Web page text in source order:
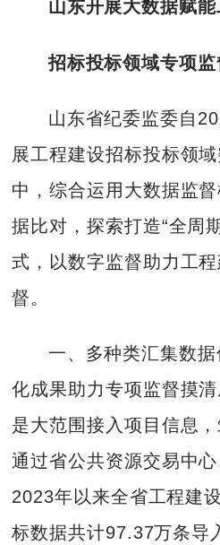
山东开展大数据赋
招标投标领域专项监
山东省纪委监委自
展工程建设招标投标领
中，综合运用大数据监
据比对，探索打造“全周
式，以数字监督助力工
督。
一、多种类汇集数
化成果助力专项监督摸
是大范围接入项目信息
通过省公共资源交易中
2023年以来全省工程建
标数据共计97.37万条导